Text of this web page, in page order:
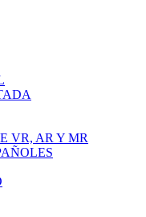
VR, AR Y MR